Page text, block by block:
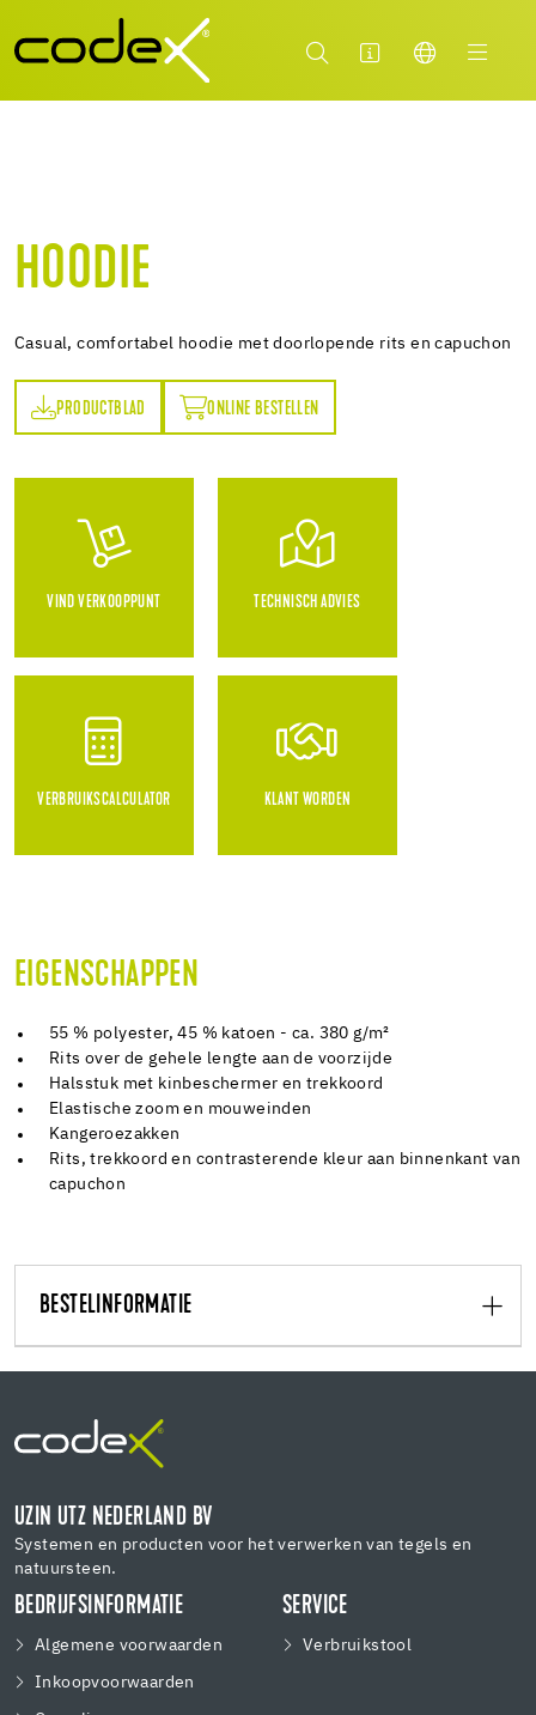
HOODIE
Casual, comfortabel hoodie met doorlopende rits en capuchon
PRODUCTBLAD ONLINE BESTELLEN
ONLINE BESTELLEN
VIND VERKOOPPUNT TECHNISCH ADVIES
VERBRUIKSCALCULATOR KLANT WORDEN
EIGENSCHAPPEN
55 % polyester, 45 % katoen - ca. 380 g/m²
Rits over de gehele lengte aan de voorzijde
Halsstuk met kinbeschermer en trekkoord
Elastische zoom en mouweinden
Kangeroezakken
Rits, trekkoord en contrasterende kleur aan binnenkant van
capuchon
BESTELINFORMATIE
UZIN UTZ NEDERLAND BV
Systemen en producten voor het verwerken van tegels en
natuursteen.
BEDRIJFSINFORMATIE
Algemene voorwaarden
Inkoopvoorwaarden
SERVICE
Verbruikstool